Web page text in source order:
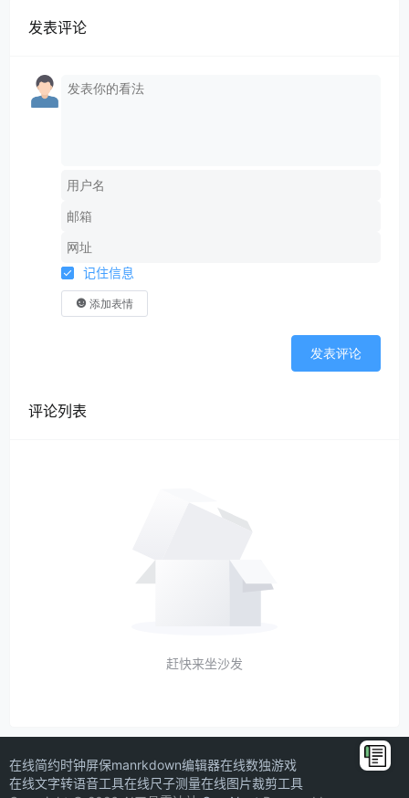
发表评论
记住信息
添加表情
发表评论
评论列表
赶快来坐沙发
在线简约时钟屏保manrkdown编辑器在线数独游戏
在线文字转语音工具在线尺子测量在线图片裁剪工具